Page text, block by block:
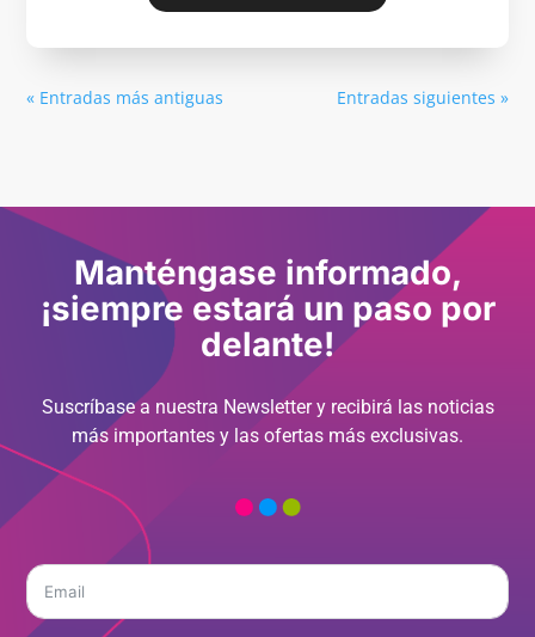
« Entradas más antiguas Entradas siguientes »
Manténgase informado,
¡siempre estará un paso por
delante!
Suscríbase a nuestra Newsletter y recibirá las noticias
más importantes y las ofertas más exclusivas.